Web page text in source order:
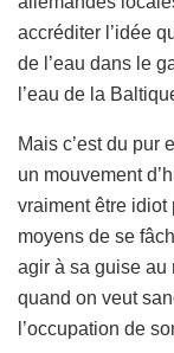
accréditer l’idée
de l’eau dans le
l’eau de la
Mais c’est du pur
un mouvement
vraiment être idiot
moyens de se
agir à sa guise au
quand on veut
l’occupation de